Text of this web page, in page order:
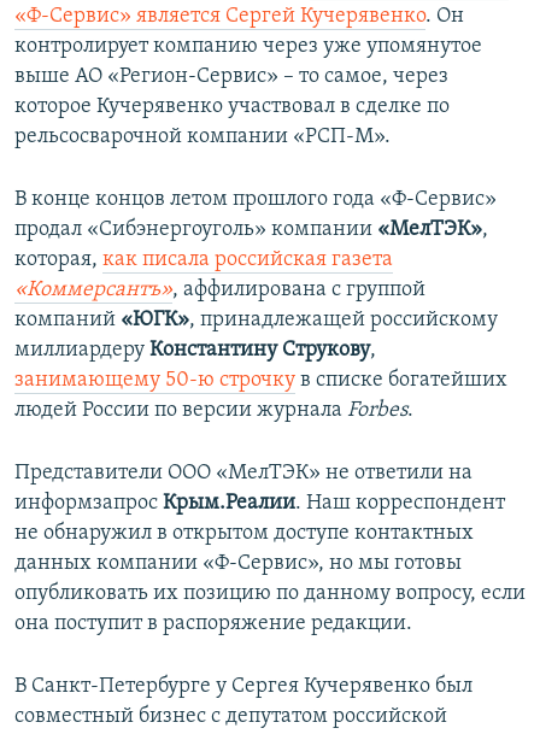
«Ф-Сервис» является Сергей Кучерявенко. Он
контролирует компанию через уже упомянутое
выше АО «Регион-Сервис» – то самое, через
которое Кучерявенко участвовал в сделке по
рельсосварочной компании «РСП-М».
В конце концов летом прошлого года «Ф-Сервис»
продал «Сибэнергоуголь» компании «МелТЭК»,
которая, как писала российская газета
«Коммерсантъ», аффилирована с группой
компаний «ЮГК», принадлежащей российскому
миллиардеру Константину Струкову,
занимающему 50-ю строчку в списке богатейших
людей России по версии журнала Forbes.
Представители ООО «МелТЭК» не ответили на
информзапрос Крым.Реалии. Наш корреспондент
не обнаружил в открытом доступе контактных
данных компании «Ф-Сервис», но мы готовы
опубликовать их позицию по данному вопросу, если
она поступит в распоряжение редакции.
В Санкт-Петербурге у Сергея Кучерявенко был
совместный бизнес с депутатом российской